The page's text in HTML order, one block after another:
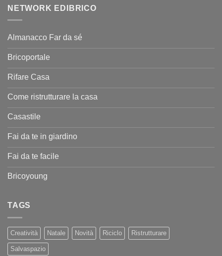
NETWORK EDIBRICO
Almanacco Far da sé
Bricoportale
Rifare Casa
Come ristrutturare la casa
Casastile
Fai da te in giardino
Fai da te facile
Bricoyoung
TAGS
Creatività Natale Novità Riciclo Ristrutturare
Salvaspazio